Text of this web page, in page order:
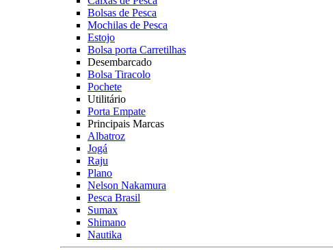
Bolsas de Pesca
Mochilas de Pesca
Estojo
Bolsa porta Carretilhas
Desembarcado
Bolsa Tiracolo
Pochete
Utilitário
Porta Empate
Principais Marcas
Albatroz
Jogá
Raju
Plano
Nelson Nakamura
Pesca Brasil
Sumax
Shimano
Nautika